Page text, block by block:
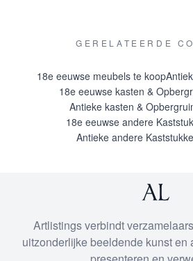
GERELATEERDE
18e eeuwse meubels te koop
18e eeuwse kasten &
Antieke kasten &
18e eeuwse andere
Antieke andere
Artlistings verbindt
uitzonderlijke beeldende kunst en